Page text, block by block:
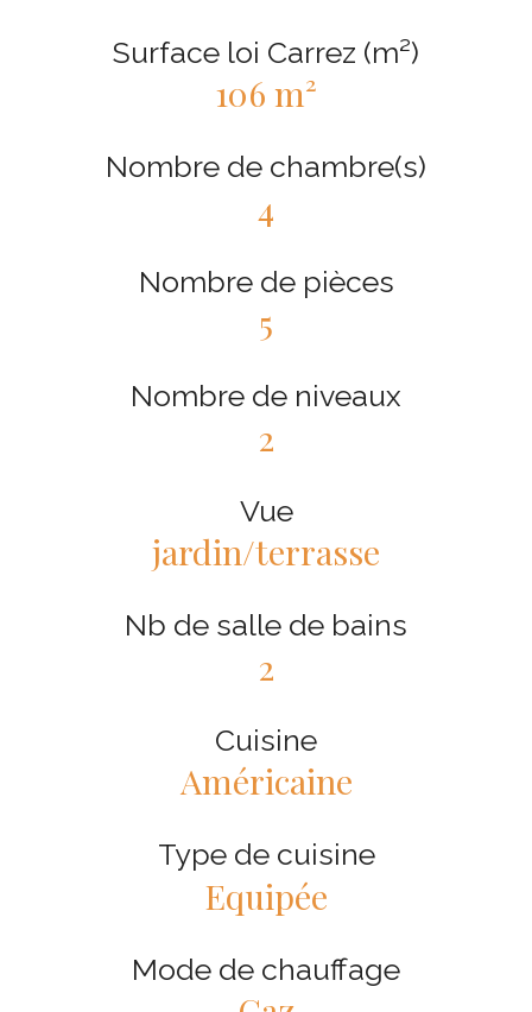
Surface loi Carrez (m²)
106 m²
Nombre de chambre(s)
4
Nombre de pièces
5
Nombre de niveaux
2
Vue
jardin/terrasse
Nb de salle de bains
2
Cuisine
Américaine
Type de cuisine
Equipée
Mode de chauffage